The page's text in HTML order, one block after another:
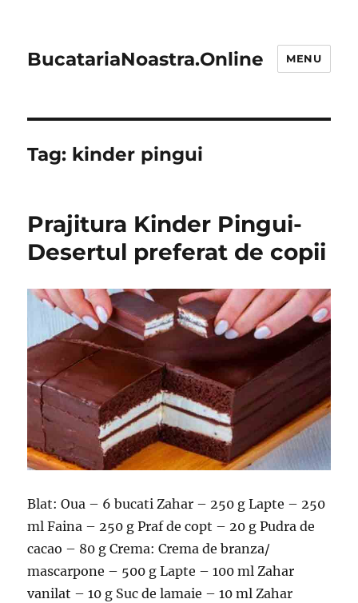
BucatariaNoastra.Online MENU
Tag: kinder pingui
Prajitura Kinder Pingui-
Desertul preferat de copii
Blat: Oua – 6 bucati Zahar – 250 g Lapte – 250
ml Faina – 250 g Praf de copt – 20 g Pudra de
cacao – 80 g Crema: Crema de branza/
mascarpone – 500 g Lapte – 100 ml Zahar
vanilat – 10 g Suc de lamaie – 10 ml Zahar